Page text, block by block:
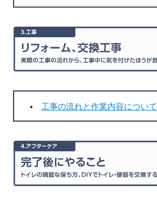
工事の流れと作業内容について